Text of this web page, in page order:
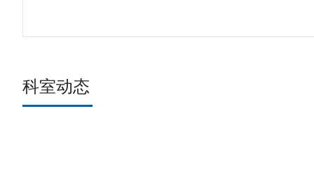
科室动态